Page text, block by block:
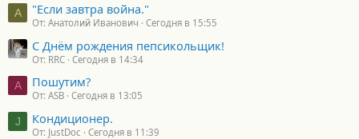
А "Если завтра война."
От: Анатолий Иванович Сегодня в 15:55
С Днём рождения пепсикольщик!
От: RRC Сегодня в 14:34
A Пошутим?
От: ASB Сегодня в 13:05
J Кондиционер.
От: JustDoc Сегодня в 11:39